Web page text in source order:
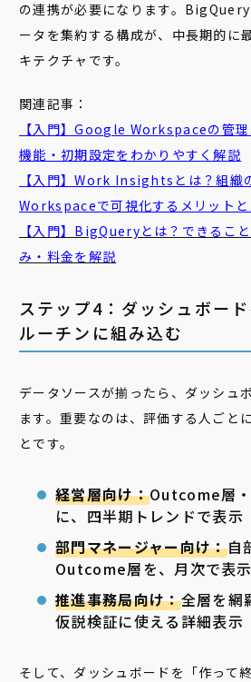
の連携が必要になります。
ータを集約する構成が、中長期的に
キテクチャです。
関連記事：
【入門】Google Workspaceの管理
機能・初期設定をわかりやすく解説
【入門】Work Insightsとは？組織
Workspaceで可視化するメリット
【入門】BigQueryとは？できるこ
み・料金を解説
ステップ4：ダッシュボー
ルーチンに組み込む
データソースが揃ったら、ダッシュ
ます。重要なのは、評価する人ごと
とです。
経営層向け：Outcome層
に、四半期トレンドで表示
部門マネージャー向け：自
Outcome層を、月次で表示
推進事務局向け：全層を網
仮説検証に使える詳細表示
そして、ダッシュボードを「作って